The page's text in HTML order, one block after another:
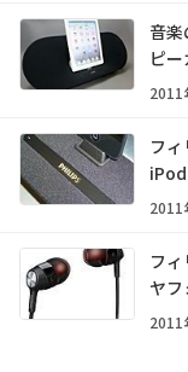
音
ピー
2011
フ
iPod
2011
フ
ヤ
2011